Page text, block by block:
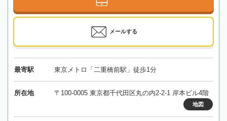
メールする
最寄駅 東京メトロ「二重橋前駅」徒歩1分
所在地 〒100-0005 東京都千代田区丸の内2-2-1 岸本ビル4階
地図